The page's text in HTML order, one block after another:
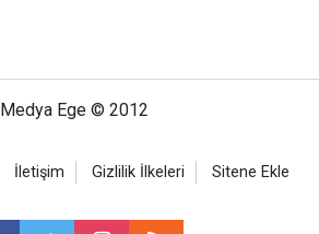
Medya Ege © 2012
İletişim Gizlilik İlkeleri Sitene Ekle